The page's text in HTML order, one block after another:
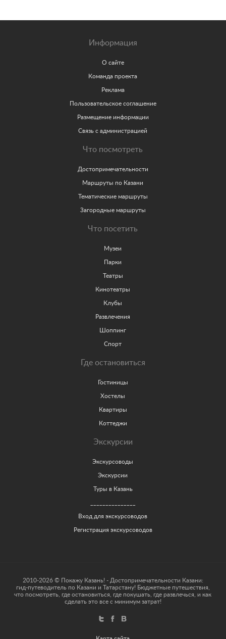
Информация
О сайте
Команда проекта
Реклама
Пользовательское соглашение
Размещение информации
Связь с администрацией
Что посмотреть
Достопримечательности
Маршруты по Казани
Тематические маршруты
Загородные маршруты
Что посетить
Музеи
Парки
Театры
Кинотеатры
Клубы
Развлечения
Шоппинг
Спорт
Где остановиться
Гостиницы
Хостелы
Квартиры
Коттеджи
Экскурсии
Экскурсоводы
Экскурсии
Туры в Казань
Вход для экскурсоводов
Регистрация экскурсоводов
2010-2026 © Покажу Казань! - Достопримечательности Казани:
гид-путеводитель по Казани и Татарстану! Бюджетные путешествия,
что посмотреть, где остановиться, где покушать, где развлечься, и как
сделать это все с минимум затрат!